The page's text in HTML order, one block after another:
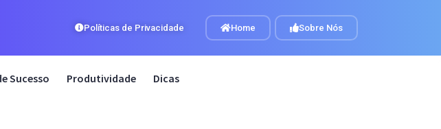
Políticas de Privacidade Home Sobre Nós
Sucesso Produtividade Dicas